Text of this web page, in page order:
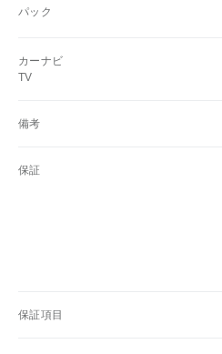
パック
カーナビ
TV
備考
保証
保証項目